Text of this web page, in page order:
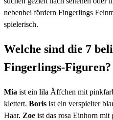
nebenbei fördern Fingerlings
spielerisch.
Welche sind die 7
Fingerlings-Figuren?
Mia ist ein lila Äffchen mit
klettert. Boris ist ein verspielter
Haar. Zoe ist das rosa Einhorn